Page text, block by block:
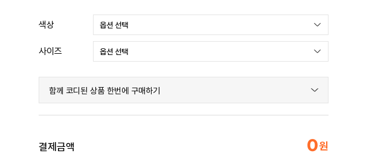
색상
사이즈
함께 코디된 상품 한번에 구매하기
결제금액 0원